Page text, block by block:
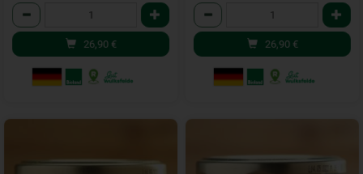
Anzahl
26,90 €
Anzahl
26,90 €